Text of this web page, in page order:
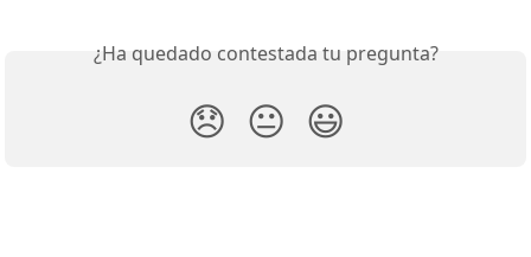
¿Ha quedado contestada tu pregunta?
😞 😐 😃